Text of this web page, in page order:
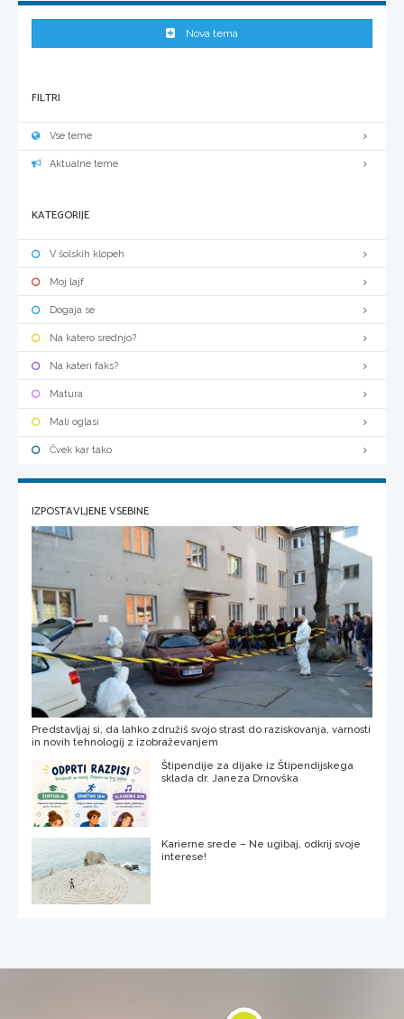
Nova tema
FILTRI
Vse teme
Aktualne teme
KATEGORIJE
V šolskih klopeh
Moj lajf
Dogaja se
Na katero srednjo?
Na kateri faks?
Matura
Mali oglasi
Čvek kar tako
IZPOSTAVLJENE VSEBINE
Predstavljaj si, da lahko združiš svojo strast do raziskovanja, varnosti
in novih tehnologij z izobraževanjem
Štipendije za dijake iz Štipendijskega
sklada dr. Janeza Drnovška
Karierne srede – Ne ugibaj, odkrij svoje
interese!